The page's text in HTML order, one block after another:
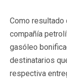
Como resultado
compañía
gasóleo
destinatarios
respectiva